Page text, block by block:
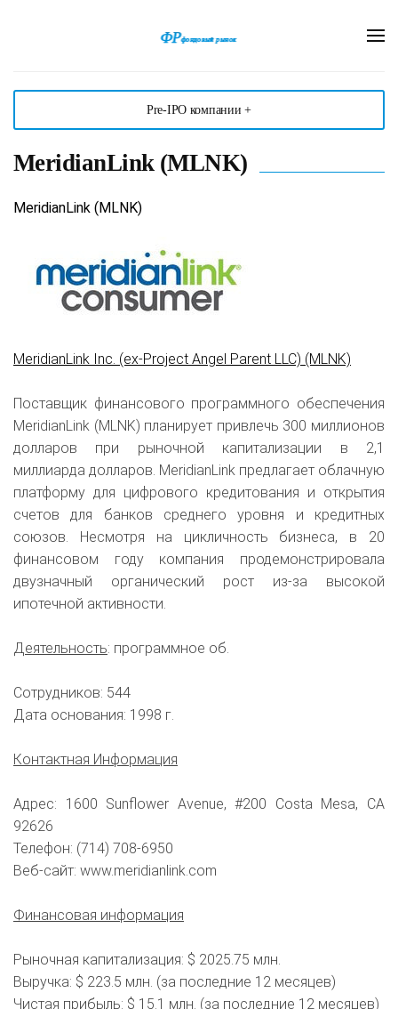
Pre-IPO компании +
MeridianLink (MLNK)
MeridianLink (MLNK)
MeridianLink Inc. (ex-Project Angel Parent LLC) (MLNK)
Поставщик финансового программного обеспечения
MeridianLink (MLNK) планирует привлечь 300 миллионов
долларов при рыночной капитализации в 2,1
миллиарда долларов. MeridianLink предлагает облачную
платформу для цифрового кредитования и открытия
счетов для банков среднего уровня и кредитных
союзов. Несмотря на цикличность бизнеса, в 20
финансовом году компания продемонстрировала
двузначный органический рост из-за высокой
ипотечной активности.
Деятельность: программное об.
Сотрудников: 544
Дата основания: 1998 г.
Контактная Информация
Адрес: 1600 Sunflower Avenue, #200 Costa Mesa, CA
92626
Телефон: (714) 708-6950
Веб-сайт: www.meridianlink.com
Финансовая информация
Рыночная капитализация: $ 2025.75 млн.
Выручка: $ 223.5 млн. (за последние 12 месяцев)
Чистая прибыль: $ 15.1 млн. (за последние 12 месяцев)